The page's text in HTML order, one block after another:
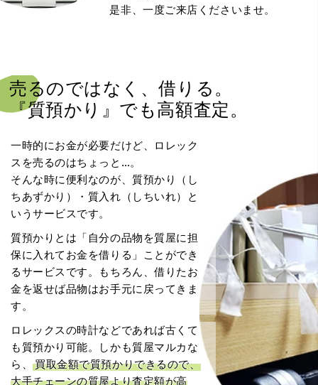
是非、一度ご来店くださいませ。
売るのではなく、借りる。
『質預かり』でも 高額査定。
一時的にお金が必要だけど、ロレック
スを売るのはちょっと…。
そんな時に便利なのが、質預かり（し
ちあずかり）・質入れ（しちいれ）と
いうサービスです。
質預かりとは「自分の品物を質屋に担
保に入れてお金を借りる」ことができ
るサービスです。もちろん、借りたお
金を返せば品物はお手元に戻ってきま
す。
ロレックスの時計などであれば古くて
も質預かり可能。しかも質屋マルカな
ら、買取金額で質預かりできるので、
大手チェーンの質屋より査定額が高